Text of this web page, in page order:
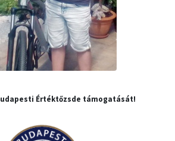
Értéktőzsde támogatását!